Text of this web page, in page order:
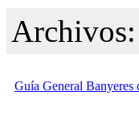
Archivos:
Guía General Banyeres